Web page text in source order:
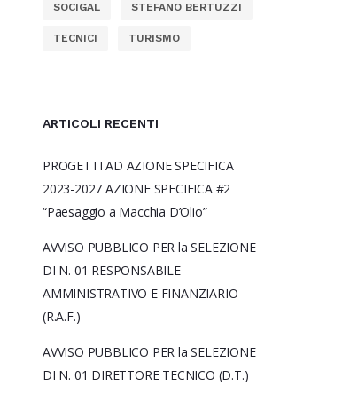
SOCIGAL STEFANO BERTUZZI
TECNICI TURISMO
ARTICOLI RECENTI
PROGETTI AD AZIONE SPECIFICA
2023-2027 AZIONE SPECIFICA #2
“Paesaggio a Macchia D’Olio”
AVVISO PUBBLICO PER la SELEZIONE
DI N. 01 RESPONSABILE
AMMINISTRATIVO E FINANZIARIO
(R.A.F.)
AVVISO PUBBLICO PER la SELEZIONE
DI N. 01 DIRETTORE TECNICO (D.T.)